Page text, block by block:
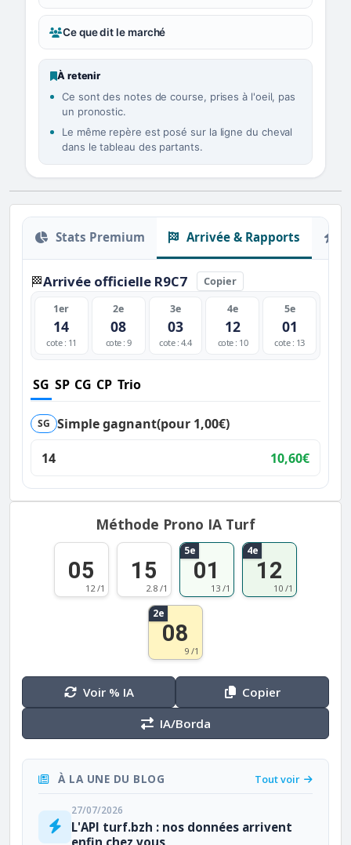
Ce que dit le marché
À retenir
Ce sont des notes de course, prises à l'oeil, pas
un pronostic.
Le même repère est posé sur la ligne du cheval
dans le tableau des partants.
Stats Premium Arrivée & Rapports
🏁Arrivée officielle R9C7 Copier
1er
14
cote : 11
2e
08
cote : 9
3e
03
cote : 4.4
4e
12
cote : 10
5e
01
cote : 13
SG SP CG CP Trio
SG Simple gagnant(pour 1,00€)
14
10,60€
Méthode Prono IA Turf
05
12 /1
15
2.8 /1
5e
01
13 /1
4e
12
10 /1
2e
08
9 /1
Voir % IA
Copier
IA/Borda
À LA UNE DU BLOG Tout voir
27/07/2026
L'API turf.bzh : nos données arrivent